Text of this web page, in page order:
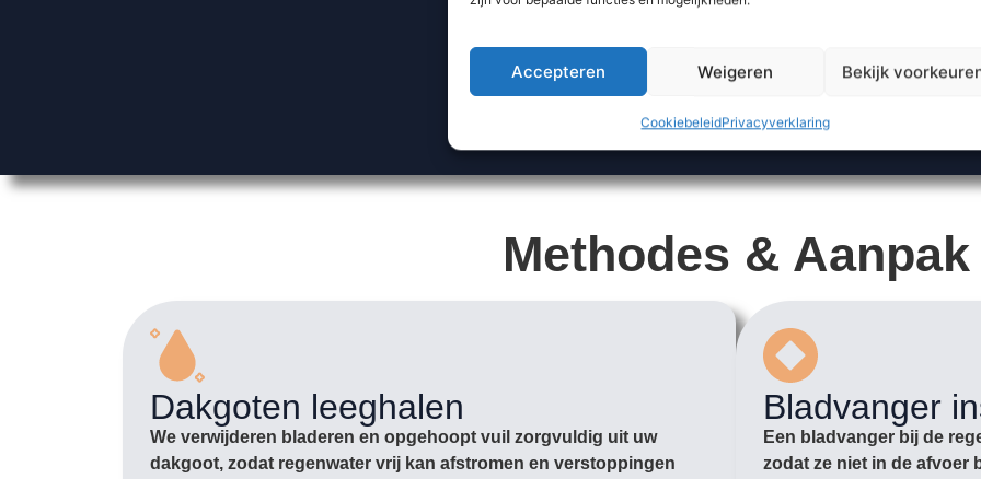
Accepteren Weigeren Bekijk
CookiebeleidPrivacyverklaring
Methodes & Aanpak
Dakgoten leeghalen
We verwijderen bladeren en opgehoopt vuil zorgvuldig uit uw
dakgoot, zodat regenwater vrij kan afstromen en verstoppingen
Bladvanger
Een bladvanger bij de
zodat ze niet in de afvoer